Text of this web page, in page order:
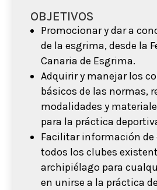
OBJETIVOS
Promocionar y dar a
de la esgrima, desde la
Canaria de Esgrima.
Adquirir y manejar los
básicos de las normas,
modalidades y
para la práctica
Facilitar información
todos los clubes
archipiélago para
en unirse a la práctica